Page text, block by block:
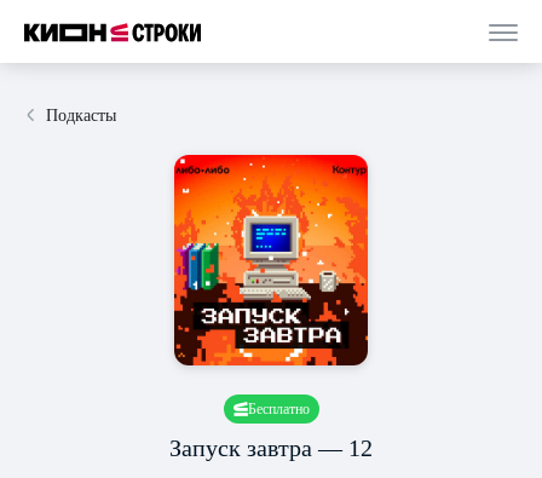
Подкасты
Бесплатно
Запуск завтра — 12